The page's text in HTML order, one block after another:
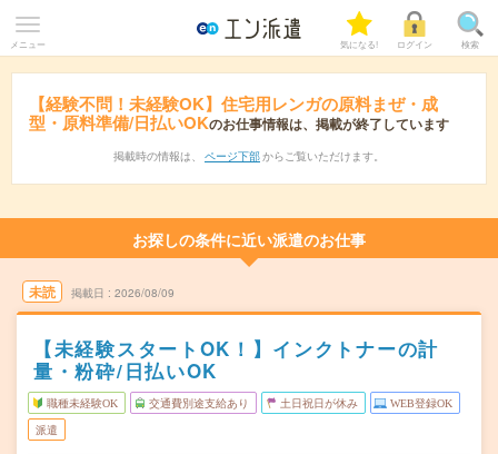
メニュー 気になる! ログイン 検索
【経験不問！未経験OK】住宅用レンガの原料まぜ・成
型・原料準備/日払いOKのお仕事情報は、掲載が終了しています
掲載時の情報は、 ページ下部 からご覧いただけます。
お探しの条件に近い派遣のお仕事
未読 掲載日 2026/08/09
【未経験スタートOK！】インクトナーの計
量・粉砕/日払いOK
職種未経験OK 交通費別途支給あり 土日祝日が休み WEB登録OK
派遣